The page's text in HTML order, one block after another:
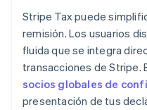
Stripe Tax puede
remisión. Los usuarios
fluida que se integra
transacciones de Stripe.
socios globales de
presentación de tus